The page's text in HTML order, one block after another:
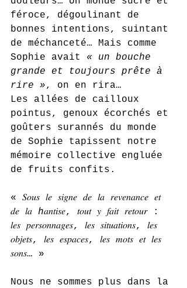
féroce, dégoulinant de
bonnes intentions, suintant
de méchanceté… Mais comme
Sophie avait « un bouche
grande et toujours prête à
rire », on en rira…
Les allées de cailloux
pointus, genoux écorchés et
goûters surannés du monde
de Sophie tapissent notre
mémoire collective engluée
de fruits confits.
« 𝑆𝑜𝑢𝑠 𝑙𝑒 𝑠𝑖𝑔𝑛𝑒 𝑑𝑒 𝑙𝑎 𝑟𝑒𝑣𝑒𝑛𝑎𝑛𝑐𝑒 𝑒𝑡
𝑑𝑒 𝑙𝑎 ℎ𝑎𝑛𝑡𝑖𝑠𝑒, 𝑡𝑜𝑢𝑡 𝑦 𝑓𝑎𝑖𝑡 𝑟𝑒𝑡𝑜𝑢𝑟 :
𝑙𝑒𝑠 𝑝𝑒𝑟𝑠𝑜𝑛𝑛𝑎𝑔𝑒𝑠, 𝑙𝑒𝑠 𝑠𝑖𝑡𝑢𝑎𝑡𝑖𝑜𝑛𝑠, 𝑙𝑒𝑠
𝑜𝑏𝑗𝑒𝑡𝑠, 𝑙𝑒𝑠 𝑒𝑠𝑝𝑎𝑐𝑒𝑠, 𝑙𝑒𝑠 𝑚𝑜𝑡𝑠 𝑒𝑡 𝑙𝑒𝑠
𝑠𝑜𝑛𝑠… »
Nous ne sommes plus dans la